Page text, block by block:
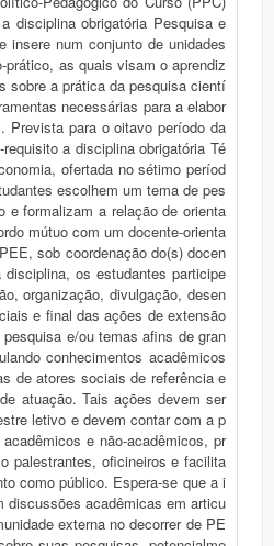
disciplina obrigatória Pesquisa e
insere num conjunto de unidades
prático, as quais visam o aprendiz
sobre a prática da pesquisa cientí
necessárias para a elabor
Prevista para o oitavo período da
a disciplina obrigatória Té
ofertada no sétimo períod
escolhem um tema de pes
e formalizam a relação de orienta
mútuo com um docente-orienta
sob coordenação do(s) docen
os estudantes participe
organização, divulgação, desen
e final das ações de extensão
e/ou temas afins de gran
conhecimentos acadêmicos
de atores sociais de referência e
atuação. Tais ações devem ser
letivo e devem contar com a p
e não-acadêmicos, pr
palestrantes, oficineiros e facilita
como público. Espera-se que a i
discussões acadêmicas em articu
externa no decorrer de PE